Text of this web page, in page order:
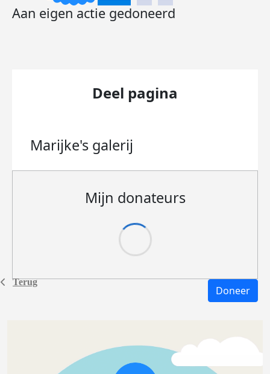
Terug
Aan eigen actie gedoneerd
Deel pagina
Marijke's galerij
Mijn donateurs
Doneer